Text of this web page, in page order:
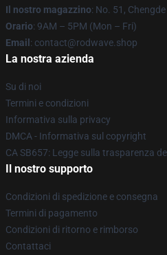
Il nostro magazzino: No. 51,
Orario: 9AM – 5PM (Mon – Fri)
Email : contact@rodwave.shop
La nostra azienda
Su di noi
Termini e condizioni
Informativa sulla privacy
DMCA - Informativa sul copyright
CA SB657: Legge sulla trasparenza
Il nostro supporto
Condizioni di spedizione e consegna
Termini di pagamento
Condizioni di ritorno e rimborso
Contattaci